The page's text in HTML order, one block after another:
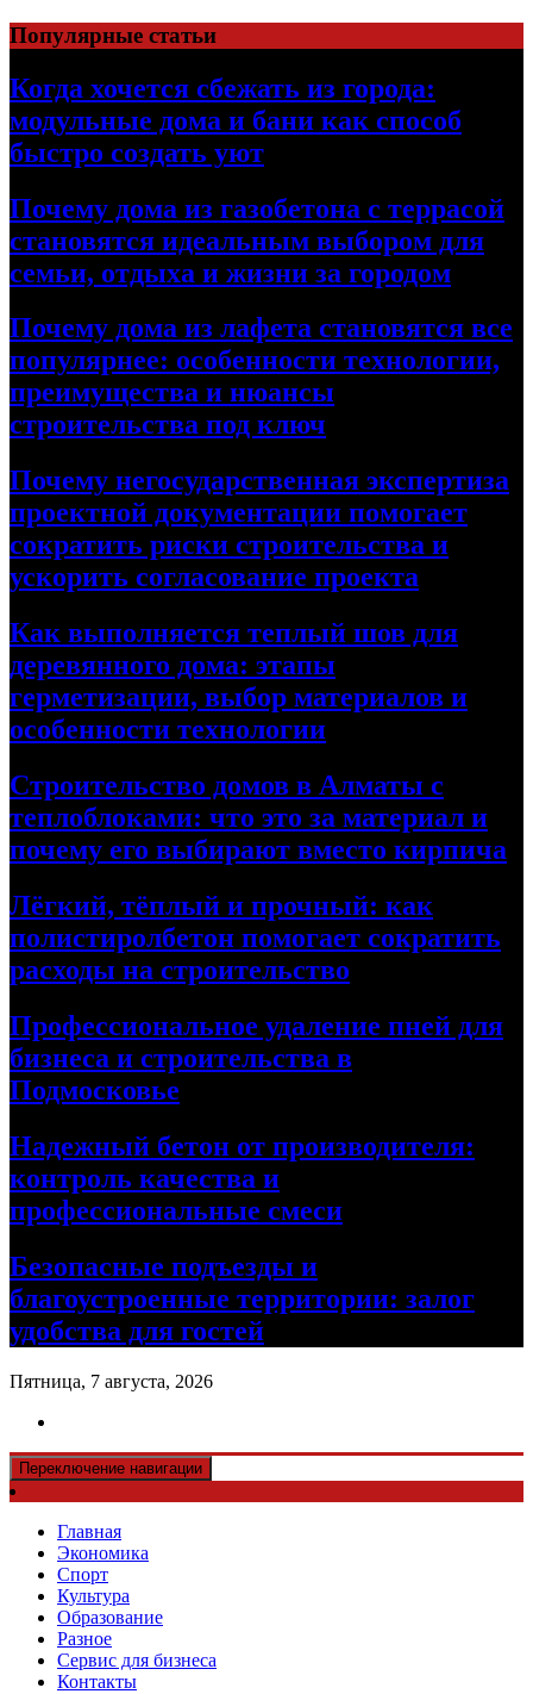
Перейти
к
содержимому
Популярные статьи
Когда хочется сбежать из города:
модульные дома и бани как способ
быстро создать уют
Почему дома из газобетона с террасой
становятся идеальным выбором для
семьи, отдыха и жизни за городом
Почему дома из лафета становятся все
популярнее: особенности технологии,
преимущества и нюансы
строительства под ключ
Почему негосударственная экспертиза
проектной документации помогает
сократить риски строительства и
ускорить согласование проекта
Как выполняется теплый шов для
деревянного дома: этапы
герметизации, выбор материалов и
особенности технологии
Строительство домов в Алматы с
теплоблоками: что это за материал и
почему его выбирают вместо кирпича
Лёгкий, тёплый и прочный: как
полистиролбетон помогает сократить
расходы на строительство
Профессиональное удаление пней для
бизнеса и строительства в
Подмосковье
Надежный бетон от производителя:
контроль качества и
профессиональные смеси
Безопасные подъезды и
благоустроенные территории: залог
удобства для гостей
Пятница, 7 августа, 2026
Переключение навигации
Главная
Экономика
Спорт
Культура
Образование
Разное
Сервис для бизнеса
Контакты